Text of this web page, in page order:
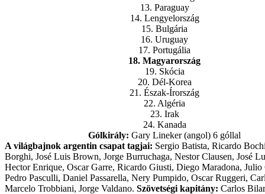
13. Paraguay
14. Lengyelország
15. Bulgária
16. Uruguay
17. Portugália
18. Magyarország
19. Skócia
20. Dél-Korea
21. Észak-Írország
22. Algéria
23. Irak
24. Kanada
Gólkirály: Gary Lineker (angol) 6 góllal
A világbajnok argentin csapat tagjai: Sergio Batista, Ricardo
Borghi, José Luis Brown, Jorge Burruchaga, Nestor Clausen, José
Hector Enrique, Oscar Garre, Ricardo Giusti, Diego Maradona, Julio
Pedro Pasculli, Daniel Passarella, Nery Pumpido, Oscar Ruggeri,
Marcelo Trobbiani, Jorge Valdano. Szövetségi kapitány: Carlos